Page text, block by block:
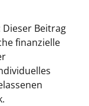
Beitrag
finanzielle